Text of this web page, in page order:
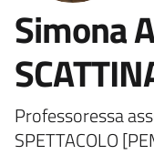
Simona
Professoressa
SPETTACOLO